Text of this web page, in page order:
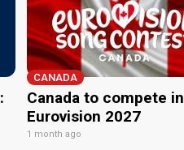
CANADA
Canada to compete in
Eurovision 2027
1 month ago